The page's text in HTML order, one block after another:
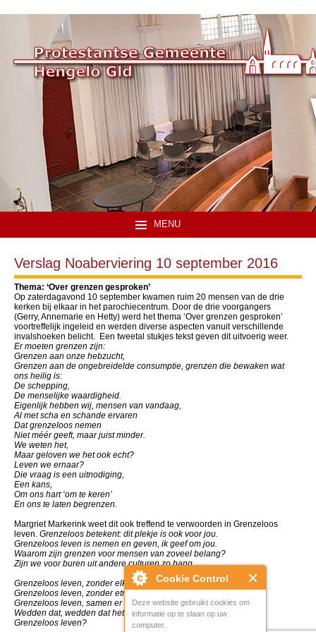
Cookie Control
Deze website gebruikt cookies om
informatie op te slaan op uw
computer.
MENU
Verslag Noaberviering 10 september 2016
Thema: ‘Over grenzen gesproken’
Op zaterdagavond 10 september kwamen ruim 20 mensen van de drie
kerken bij elkaar in het parochiecentrum. Door de drie voorgangers
(Gerry, Annemarie en Hetty) werd het thema ‘Over grenzen gesproken’
voortreffelijk ingeleid en werden diverse aspecten vanuit verschillende
invalshoeken belicht. Een tweetal stukjes tekst geven dit uitvoerig weer.
Er moeten grenzen zijn:
Grenzen aan onze hebzucht,
Grenzen aan de ongebreidelde consumptie, grenzen die bewaken wat
ons heilig is:
De schepping,
De menselijke waardigheid.
Eigenlijk hebben wij, mensen van vandaag,
Al met scha en schande ervaren
Dat grenzeloos nemen
Niet méér geeft, maar juist minder.
We weten het,
Maar geloven we het ook echt?
Leven we ernaar?
Die vraag is een uitnodiging,
Een kans,
Om ons hart ‘om te keren’
En ons te laten begrenzen.
Margriet Markerink weet dit ook treffend te verwoorden in Grenzeloos
leven. Grenzeloos betekent: dit plekje is ook voor jou.
Grenzeloos leven is nemen en geven, ik geef om jou.
Waarom zijn grenzen voor mensen van zoveel belang?
Zijn we voor buren uit andere culturen zo bang….
Grenzeloos leven, zonder elkaar naar het leven te staan.
Grenzeloos leven, zonder etnisch grootheidswaanzin.
Grenzeloos leven, samen er tegenaan.
Wedden dat, wedden dat het kan?
Grenzeloos leven?